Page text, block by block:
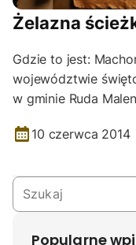
Żelazna
Gdzie to jest:
województwie
w gminie Ruda
10 czerwca 2014
Popularne